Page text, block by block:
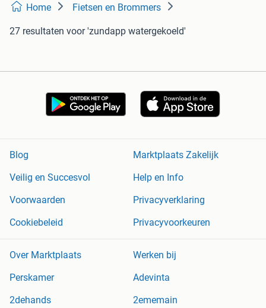
Home Fietsen en Brommers
27 resultaten voor 'zundapp watergekoeld'
Blog
Marktplaats Zakelijk
Veilig en Succesvol
Help en Info
Voorwaarden
Privacyverklaring
Cookiebeleid
Privacyvoorkeuren
Over Marktplaats
Werken bij
Perskamer
Adevinta
2dehands
2ememain